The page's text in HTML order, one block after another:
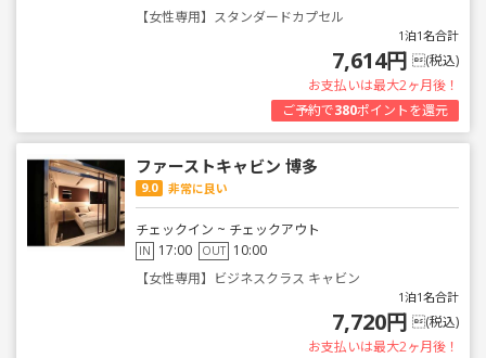
【女性専用】スタンダードカプセル
1泊1名合計
7,614円 (税込)
お支払いは最大2ヶ月後！
ご予約で380ポイントを還元
ファーストキャビン 博多
9.0 非常に良い
チェックイン ~ チェックアウト
IN 17:00 OUT 10:00
【女性専用】ビジネスクラス キャビン
1泊1名合計
7,720円 (税込)
お支払いは最大2ヶ月後！